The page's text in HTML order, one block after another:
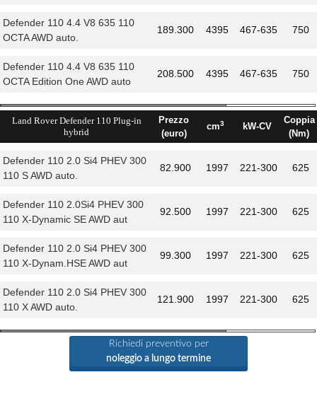
Defender 110 4.4 V8 635 110
OCTA AWD auto.
189.300 4395 467-635 750
Defender 110 4.4 V8 635 110
OCTA Edition One AWD auto
208.500 4395 467-635 750
Land Rover Defender 110 Plug-in
hybrid
Prezzo
(euro)
cm3 kW-CV
Coppia
(Nm)
Defender 110 2.0 Si4 PHEV 300
110 S AWD auto.
82.900 1997 221-300 625
Defender 110 2.0Si4 PHEV 300
110 X-Dynamic SE AWD aut
92.500 1997 221-300 625
Defender 110 2.0 Si4 PHEV 300
110 X-Dynam.HSE AWD aut
99.300 1997 221-300 625
Defender 110 2.0 Si4 PHEV 300
110 X AWD auto.
121.900 1997 221-300 625
Richiedi preventivo per
noleggio a lungo termine